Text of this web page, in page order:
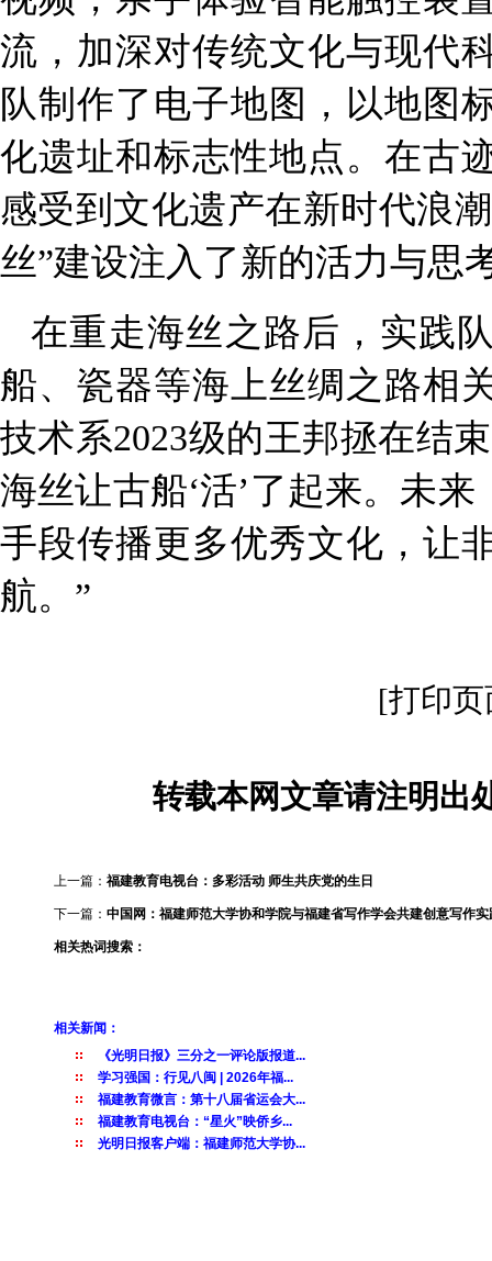
流，加深对传统文化与现代
队制作了电子地图，以地图
化遗址和标志性地点。在古
感受到文化遗产在新时代浪
丝”建设注入了新的活力与思
在重走海丝之路后，实践
船、瓷器等海上丝绸之路相
技术系2023级的王邦拯在结
海丝让古船‘活’了起来。未
手段传播更多优秀文化，让
航。”
[打印
转载本网文章请注明出
上一篇： 福建教育电视台：多彩活动 师生共庆党的生日
下一篇： 中国网：福建师范大学协和学院与福建省写作学会共建创意写作实
相关热词搜索：
相关新闻：